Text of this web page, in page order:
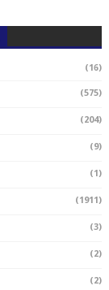
(16)
(575)
(204)
(9)
(1)
(1911)
(3)
(2)
(2)